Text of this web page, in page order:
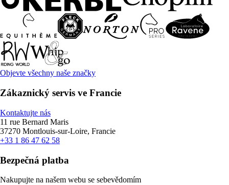
Objevte všechny naše značky
Zákaznický servis ve Francie
Kontaktujte nás
11 rue Bernard Maris
37270 Montlouis-sur-Loire, Francie
+33 1 86 47 62 58
Bezpečná platba
Nakupujte na našem webu se sebevědomím